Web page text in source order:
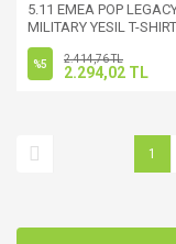
5.11 EMEA POP
MILITARY YESIL T-SHIRT
%5 2.414,76 TL
2.294,02 TL
1